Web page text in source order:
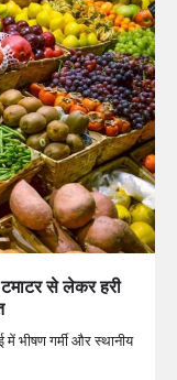
से लेकर हरी
गर्मी और स्थानीय